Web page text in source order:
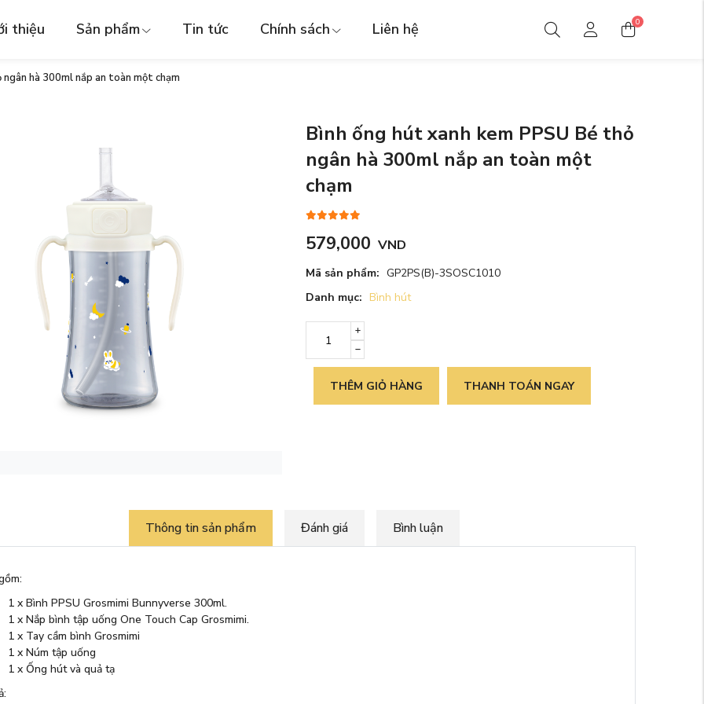
thiệu Sản phẩm Tin tức Chính sách Liên hệ 0
hà 300ml nắp an toàn một chạm
Bình ống hút xanh kem PPSU Bé thỏ
ngân hà 300ml nắp an toàn một
chạm
579,000 VND
Mã sản phẩm: GP2PS(B)-3SOSC1010
Danh mục: Bình hút
THÊM GIỎ HÀNG THANH TOÁN NGAY
Thông tin sản phẩm Đánh giá Bình luận
1 x Bình PPSU Grosmimi Bunnyverse 300ml.
1 x Nắp bình tập uống One Touch Cap Grosmimi.
1 x Tay cầm bình Grosmimi
1 x Núm tập uống
1 x Ống hút và quả tạ